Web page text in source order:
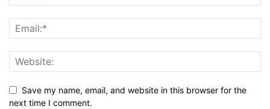
Save my name, email, and website in this browser for the
next time I comment.